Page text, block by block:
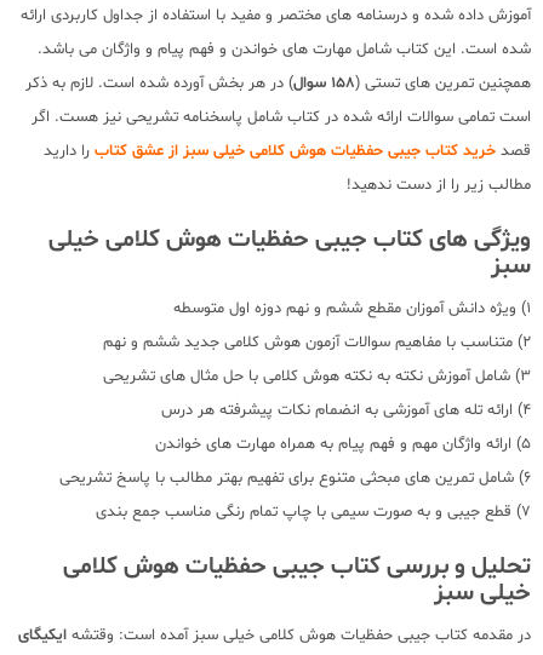
آموزش داده شده و درسنامه های مختصر و مفید با استفاده از جداول کاربردی ارائه
شده است. این کتاب شامل مهارت های خواندن و فهم پیام و واژگان می باشد.
همچنین تمرین های تستی (158 سوال
) در هر بخش آورده شده است. لازم به ذکر
است تمامی سوالات ارائه شده در کتاب شامل پاسخنامه تشریحی نیز هست. اگر
قصد خرید کتاب جیبی حفظیات هوش کلامی خیلی سبز از عشق کتاب را دارید
مطالب زیر را از دست ندهید!
ویژگی های کتاب جیبی حفظیات هوش کلامی خیلی
سبز
1) ویژه دانش آموزان مقطع ششم و نهم دوزه اول متوسطه
2) متناسب با مفاهیم سوالات آزمون هوش کلامی جدید ششم و نهم
3) شامل آموزش نکته به نکته هوش کلامی با حل مثال های تشریحی
4) ارائه تله های آموزشی به انضمام نکات پیشرفته هر درس
5) ارائه واژگان مهم و فهم پیام به همراه مهارت های خواندن
6) شامل تمرین های مبحثی متنوع برای تفهیم بهتر مطالب با پاسخ تشریحی
7) قطع جیبی و به صورت سیمی با چاپ تمام رنگی مناسب جمع بندی
تحلیل و بررسی کتاب جیبی حفظیات هوش کلامی
خیلی سبز
در مقدمه کتاب جیبی حفظیات هوش کلامی خیلی سبز آمده است: وقتشه ایکیگای